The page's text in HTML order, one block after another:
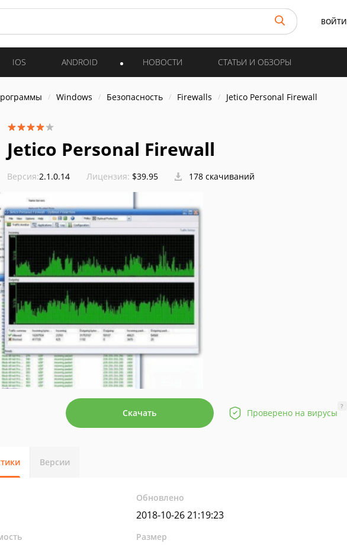
ВОЙТИ
IOS ANDROID НОВОСТИ СТАТЬИ И ОБЗОРЫ
Windows Безопасность Firewalls Jetico Personal Firewall
Jetico Personal Firewall
Версия:2.1.0.14 Лицензия: $39.95 178 скачиваний
Скачать Проверено на вирусы
?
Версии
Обновлено
2018-10-26 21:19:23
Размер